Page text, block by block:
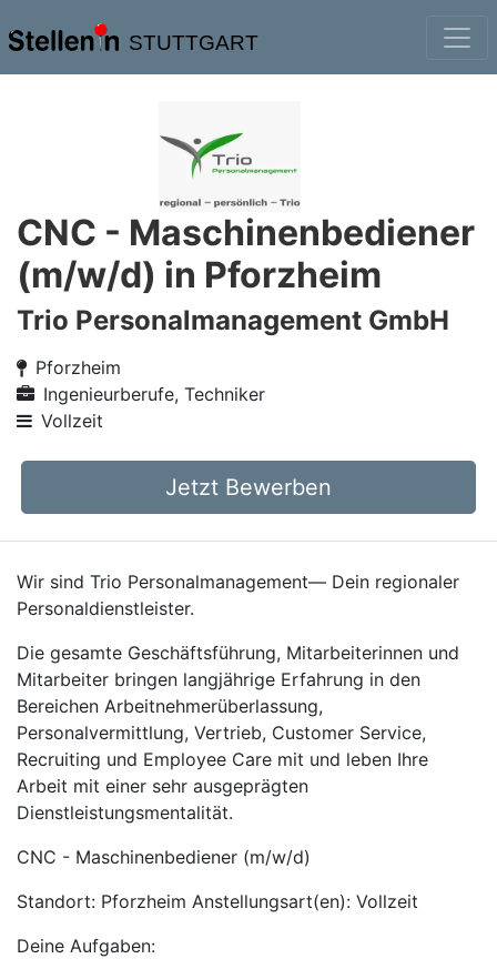
STUTTGART
CNC - Maschinenbediener
(m/w/d) in Pforzheim
Trio Personalmanagement GmbH
Pforzheim
Ingenieurberufe, Techniker
Vollzeit
Jetzt Bewerben
Wir sind Trio Personalmanagement— Dein regionaler
Personaldienstleister.
Die gesamte Geschäftsführung, Mitarbeiterinnen und
Mitarbeiter bringen langjährige Erfahrung in den
Bereichen Arbeitnehmerüberlassung,
Personalvermittlung, Vertrieb, Customer Service,
Recruiting und Employee Care mit und leben Ihre
Arbeit mit einer sehr ausgeprägten
Dienstleistungsmentalität.
CNC - Maschinenbediener (m/w/d)
Standort: Pforzheim Anstellungsart(en): Vollzeit
Deine Aufgaben: